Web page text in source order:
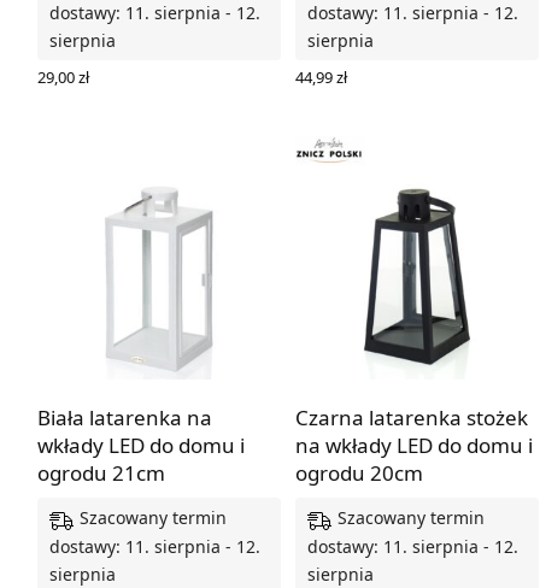
dostawy: 11. sierpnia - 12.
sierpnia
29,00zł
dostawy: 11. sierpnia - 12.
sierpnia
44,99zł
Biała latarenka na
wkłady LED do domu i
ogrodu 21cm
Szacowany termin
dostawy: 11. sierpnia - 12.
sierpnia
Czarna latarenka stożek
na wkłady LED do domu i
ogrodu 20cm
Szacowany termin
dostawy: 11. sierpnia - 12.
sierpnia